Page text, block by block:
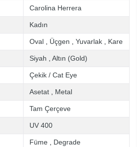
Carolina Herrera
Kadın
Oval Üçgen Yuvarlak Kare
Siyah Altın (Gold)
Çekik / Cat Eye
Asetat Metal
Tam Çerçeve
UV 400
Füme Degrade